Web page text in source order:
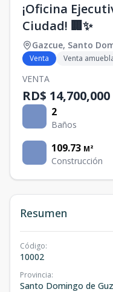
¡Oficina
Ciudad! 🏢✨
Gazcue, Santo
Venta Venta
VENTA
RD$ 14,700,000
2
Baños
109.73 M²
Construcción
Resumen
Código:
10002
Provincia:
Santo Domingo de